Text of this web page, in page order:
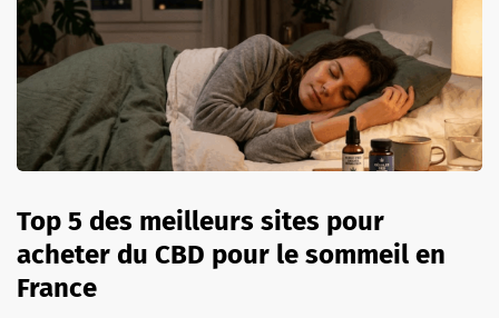
Top 5 des meilleurs sites pour
acheter du CBD pour le sommeil en
France